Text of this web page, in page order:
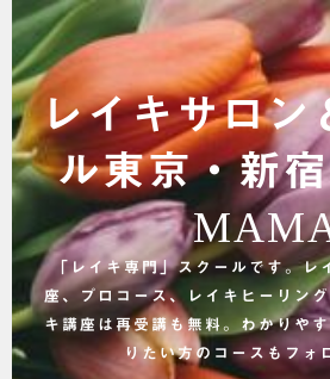
コ
ン
テ
ン
ツ
へ
ス
ッ
レイキサロン
ル東京・新
「レイキ専門」スクールです。レ
座、プロコース、レイキヒーリン
キ講座は再受講も無料。わかりや
りたい方のコースもフォ